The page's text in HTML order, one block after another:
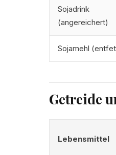
Sojadrink
(angereichert)
Sojamehl
Getreide
Lebensmittel